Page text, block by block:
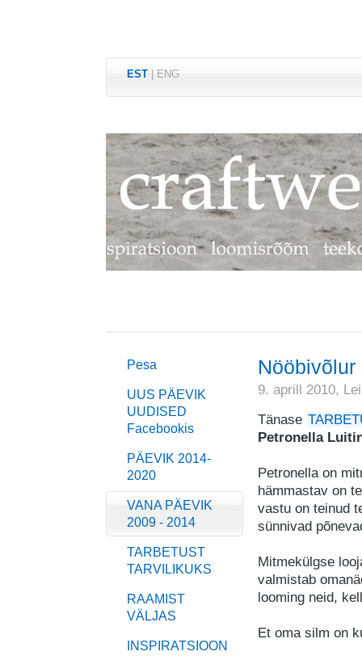
EST ENG
Pesa
UUS PÄEVIK
UUDISED
Facebookis
PÄEVIK 2014-
2020
VANA PÄEVIK
2009 - 2014
TARBETUST
TARVILIKUKS
RAAMIST
VÄLJAS
INSPIRATSIOON
9. aprill 2010,
Tänase
Petronella
Petronella on
hämmastav on
vastu on teinud
sünnivad
Mitmekülgse
valmistab
looming neid,
Et oma silm on